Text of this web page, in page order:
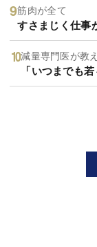
筋肉が全て
すさまじく仕事
減量専門医が教
「いつまでも